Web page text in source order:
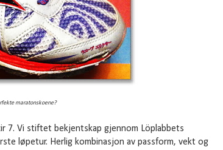
maratonskoene?
7. Vi stiftet bekjentskap gjennom Löplabbets
løpetur. Herlig kombinasjon av passform, vekt og